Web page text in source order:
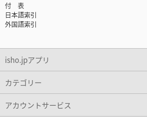
付 表
日本語索引
外国語索引
isho.jpアプリ
カテゴリー
アカウントサービス